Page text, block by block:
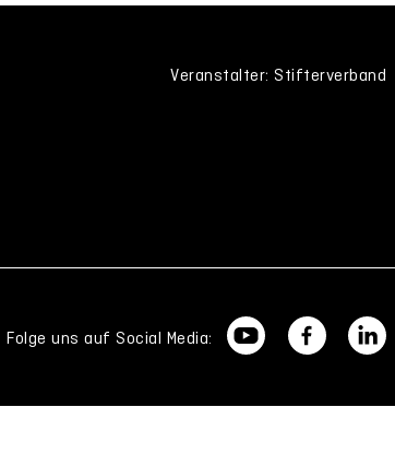
Veranstalter: Stifterverband
Folge uns auf Social Media: